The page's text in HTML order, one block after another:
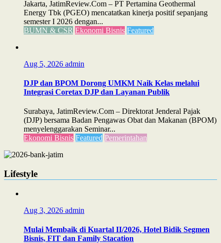
Jakarta, JatimReview.Com – PT Pertamina Geothermal
Energy Tbk (PGEO) mencatatkan kinerja positif sepanjang
semester I 2026 dengan...
BUMN & CSR Ekonomi Bisnis Featured
Aug 5, 2026 admin
DJP dan BPOM Dorong UMKM Naik Kelas melalui
Integrasi Coretax DJP dan Layanan Publik
Surabaya, JatimReview.Com – Direktorat Jenderal Pajak
(DJP) bersama Badan Pengawas Obat dan Makanan (BPOM)
menyelenggarakan Seminar...
Ekonomi Bisnis Featured Pemerintahan
Lifestyle
Aug 3, 2026 admin
Mulai Membaik di Kuartal II/2026, Hotel Bidik Segmen
Bisnis, FIT dan Family Stacation